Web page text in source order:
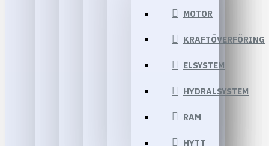
MOTOR
KRAFTÖVERFÖRING
ELSYSTEM
HYDRALSYSTEM
RAM
HYTT